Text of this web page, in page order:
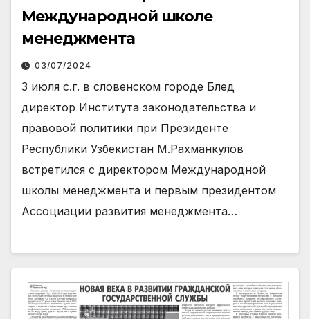
Международной школе
менеджмента
03/07/2024
3 июля с.г. в словенском городе Блед
директор Института законодательства и
правовой политики при Президенте
Республики Узбекистан М.Рахманкулов
встретился с директором Международной
школы менеджмента и первым президентом
Ассоциации развития менеджмента…